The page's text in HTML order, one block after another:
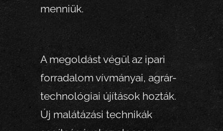
menniük.
A megoldást végül az ipari
forradalom vívmányai, agrár-
technológiai újítások hozták.
Új malátázási technikák